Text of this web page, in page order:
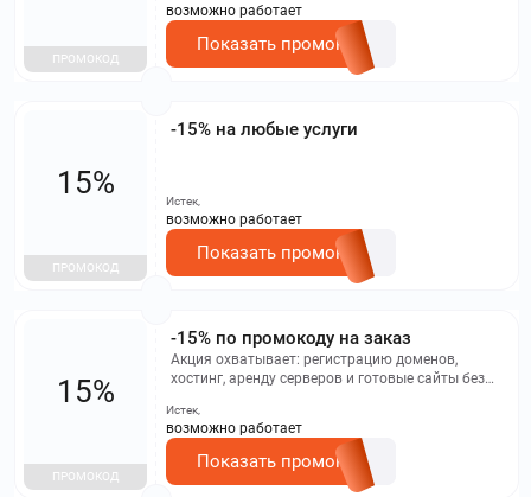
ПРОМОКОД
возможно работает
Показать промокод
-15% на любые услуги
15%
ПРОМОКОД
Истек,
возможно работает
Показать промокод
-15% по промокоду на заказ
Акция охватывает: регистрацию доменов,
хостинг, аренду серверов и готовые сайты без
15%
ПРОМОКОД
Истек,
возможно работает
Показать промокод